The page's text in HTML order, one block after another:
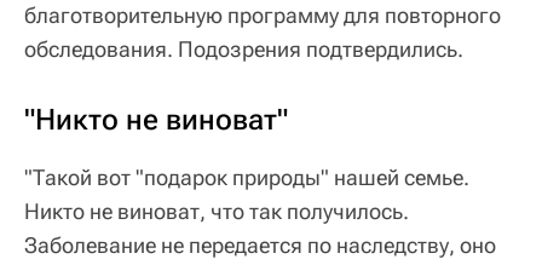
благотворительную программу для повторного
обследования. Подозрения подтвердились.
"Никто не виноват"
"Такой вот "подарок природы" нашей семье.
Никто не виноват, что так получилось.
Заболевание не передается по наследству, оно